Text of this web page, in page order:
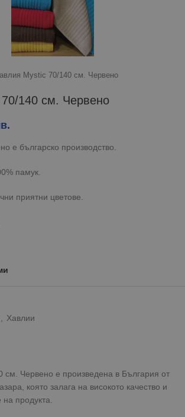
Mystic 70/140 см. Червено
140 см. Червено
е българско производство.
памук.
приятни цветове.
, Хавлии
см. Червено е произведена в България от
която залага на високото качество и
продукта.